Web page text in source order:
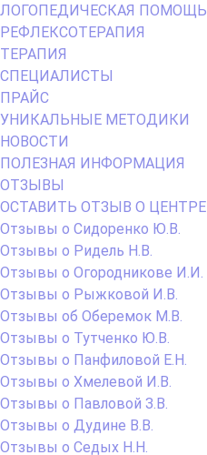
ЛОГОПЕДИЧЕСКАЯ ПОМОЩЬ
РЕФЛЕКСОТЕРАПИЯ
ТЕРАПИЯ
СПЕЦИАЛИСТЫ
ПРАЙС
УНИКАЛЬНЫЕ МЕТОДИКИ
НОВОСТИ
ПОЛЕЗНАЯ ИНФОРМАЦИЯ
ОТЗЫВЫ
ОСТАВИТЬ ОТЗЫВ О ЦЕНТРЕ
Отзывы о Сидоренко Ю.В.
Отзывы о Ридель Н.В.
Отзывы о Огородникове И.И.
Отзывы о Рыжковой И.В.
Отзывы об Оберемок М.В.
Отзывы о Тутченко Ю.В.
Отзывы о Панфиловой Е.Н.
Отзывы о Хмелевой И.В.
Отзывы о Павловой З.В.
Отзывы о Дудине В.В.
Отзывы о Седых Н.Н.